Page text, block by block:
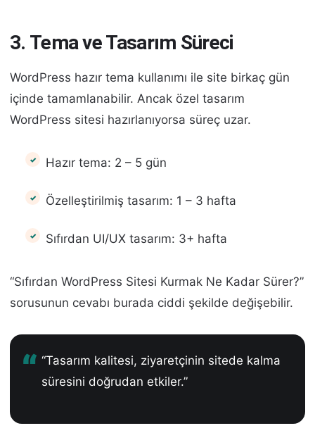
3. Tema ve Tasarım Süreci
WordPress hazır tema kullanımı ile site birkaç gün
içinde tamamlanabilir. Ancak özel tasarım
WordPress sitesi hazırlanıyorsa süreç uzar.
Hazır tema: 2 – 5 gün
Özelleştirilmiş tasarım: 1 – 3 hafta
Sıfırdan UI/UX tasarım: 3+ hafta
“Sıfırdan WordPress Sitesi Kurmak Ne Kadar Sürer?”
sorusunun cevabı burada ciddi şekilde değişebilir.
“Tasarım kalitesi, ziyaretçinin sitede kalma
süresini doğrudan etkiler.”